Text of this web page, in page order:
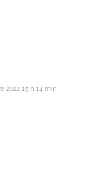
2022 15 h 14 min